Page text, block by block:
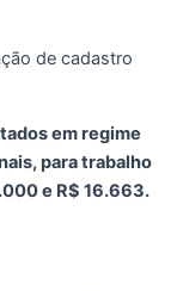
de cadastro
em regime
para trabalho
e R$ 16.663.